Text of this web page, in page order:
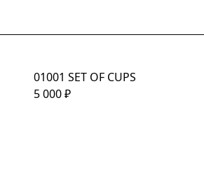
01001 SET OF CUPS
5 000₽